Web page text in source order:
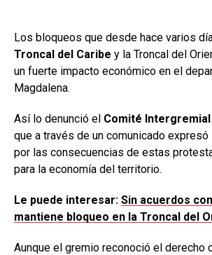
Los bloqueos que desde hace varios
Troncal del Caribe y la Troncal del
un fuerte impacto económico en el
Magdalena.
Así lo denunció el Comité
que a través de un comunicado
por las consecuencias de estas
para la economía del territorio.
Le puede interesar: Sin acuerdos
mantiene bloqueo en la Troncal del
Aunque el gremio reconoció el derecho